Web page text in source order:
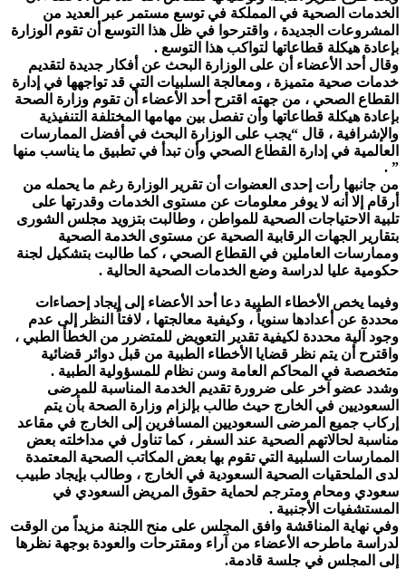
الخدمات الصحية في المملكة في توسع مستمر عبر العديد من
المشروعات الجديدة ، واقترحوا في ظل هذا التوسع أن تقوم الوزارة
بإعادة هيكلة قطاعاتها لتواكب هذا التوسع .
وقال أحد الأعضاء أن على الوزارة البحث عن أفكار جديدة لتقديم
خدمات صحية متميزة ، ومعالجة السلبيات التي قد تواجهها في إدارة
القطاع الصحي ، من جهته اقترح أحد الأعضاء أن تقوم وزارة الصحة
بإعادة هيكلة قطاعاتها وأن تفصل بين مهامها المختلفة التنفيذية
والإشرافية ، قال “يجب على الوزارة البحث في أفضل الممارسات
العالمية في إدارة القطاع الصحي وأن تبدأ في تطبيق ما يناسب منها
” .
من جانبها رأت إحدى العضوات أن تقرير الوزارة رغم ما يحمله من
أرقام إلا أنه لا يوفر معلومات عن مستوى الخدمات وقدرتها على
تلبية الاحتياجات الصحية للمواطن ، وطالبت بتزويد مجلس الشورى
بتقارير الجهات الرقابية الصحية عن مستوى الخدمة الصحية
وممارسات العاملين في القطاع الصحي ، كما طالبت بتشكيل لجنة
حكومية عليا لدراسة وضع الخدمات الصحية الحالية .
وفيما يخص الأخطاء الطبية دعا أحد الأعضاء إلى إيجاد إحصاءات
محددة عن أعدادها سنوياً ، وكيفية معالجتها ، لافتاً النظر إلى عدم
وجود آلية محددة لكيفية تقدير التعويض للمتضرر من الخطأ الطبي ،
واقترح أن يتم نظر قضايا الأخطاء الطبية من قبل دوائر قضائية
متخصصة في المحاكم العامة وسن نظام للمسؤولية الطبية .
وشدد عضو آخر على ضرورة تقديم الخدمة المناسبة للمرضى
السعوديين في الخارج حيث طالب بإلزام وزارة الصحة بأن يتم
إركاب جميع المرضى السعوديين المسافرين إلى الخارج في مقاعد
مناسبة لحالاتهم الصحية عند السفر ، كما تناول في مداخلته بعض
الممارسات السلبية التي تقوم بها بعض المكاتب الصحية المعتمدة
لدى الملحقيات الصحية السعودية في الخارج ، وطالب بإيجاد طبيب
سعودي ومحام ومترجم لحماية حقوق المريض السعودي في
المستشفيات الأجنبية .
وفي نهاية المناقشة وافق المجلس على منح اللجنة مزيداً من الوقت
لدراسة ماطرحه الأعضاء من آراء ومقترحات والعودة بوجهة نظرها
إلى المجلس في جلسة قادمة.